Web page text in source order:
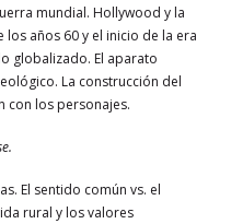
mundial. Hollywood y la
los años 60 y el inicio de la era
globalizado. El aparato
La construcción del
con los personajes.
El sentido común vs. el
rural y los valores